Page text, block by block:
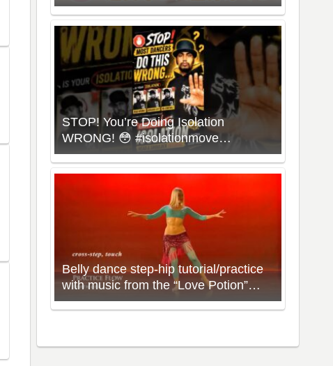
STOP! You’re Doing Isolation
WRONG! 😳 #isolationmove
#animationdance #poppingdance
Belly dance step-hip tutorial/practice
with music from the “Love Potion”
Workout with Neon